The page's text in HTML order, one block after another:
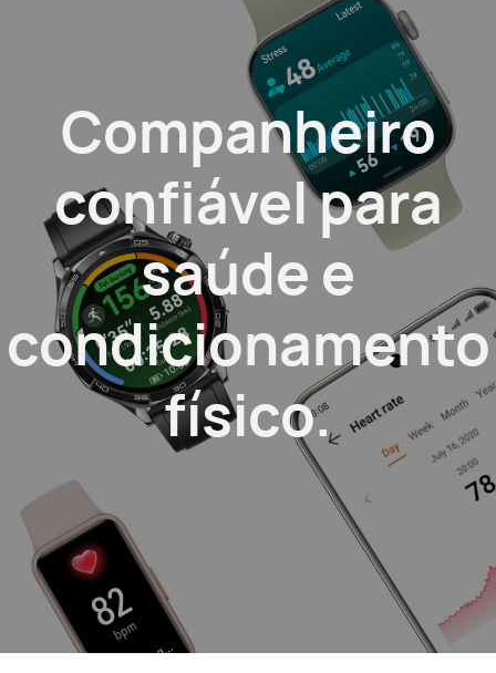
Companheiro
confiávelpara
saúde e
condicionamento
físico.